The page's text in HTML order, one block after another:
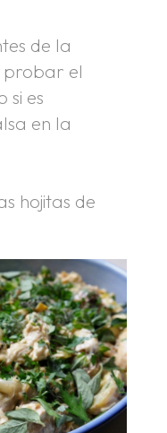
de la
probar el
si es
en la
hojitas de